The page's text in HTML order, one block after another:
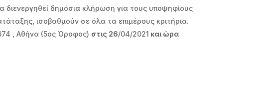
δημόσια κλήρωση για τους υποψηφίους
ισοβαθμούν σε όλα τα επιμέρους κριτήρια.
, Αθήνα (5ος Όροφος) στις 26/04/2021 και ώρα